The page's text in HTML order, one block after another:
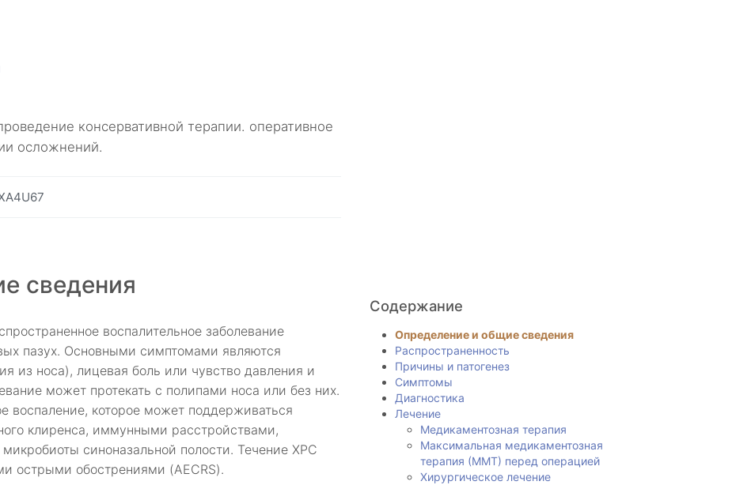
консервативной терапии. оперативное
осложнений.
сведения
воспалительное заболевание
пазух. Основными симптомами являются
из носа), лицевая боль или чувство давления и
может протекать с полипами носа или без них.
воспаление, которое может поддерживаться
клиренса, иммунными расстройствами,
синоназальной полости. Течение ХРС
острыми обострениями (AECRS).
Содержание
Определение и общие сведения
Распространенность
Причины и патогенез
Симптомы
Диагностика
Лечение
Медикаментозная терапия
Максимальная медикаментозная
терапия (ММТ) перед операцией
Хирургическое лечение